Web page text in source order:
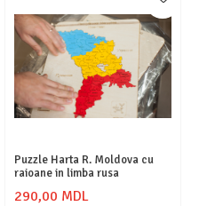
Puzzle Harta R. Moldova cu
raioane in limba rusa
290,00 MDL